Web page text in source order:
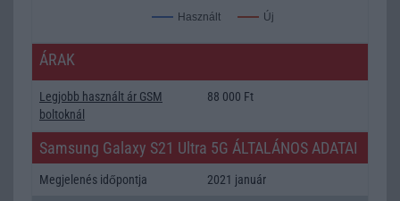
Használt Új
ÁRAK
Legjobb használt ár GSM
boltoknál
88 000 Ft
Samsung Galaxy S21 Ultra 5G ÁLTALÁNOS ADATAI
Megjelenés időpontja 2021 január